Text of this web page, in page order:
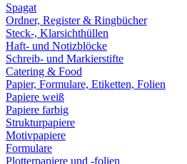
Spagat
Ordner, Register & Ringbücher
Steck-, Klarsichthüllen
Haft- und Notizblöcke
Schreib- und Markierstifte
Catering & Food
Papier, Formulare, Etiketten, Folien
Papiere weiß
Papiere farbig
Strukturpapiere
Motivpapiere
Formulare
Plotterpapiere und -folien